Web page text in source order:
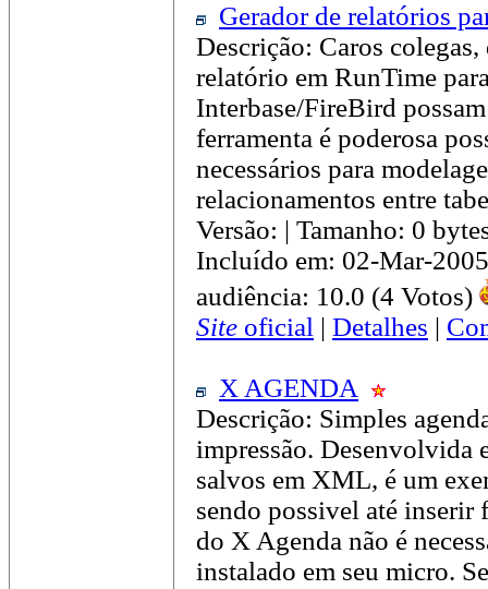
Gerador de relatórios
Descrição: Caros
relatório em RunTime
Interbase/FireBird
ferramenta é poderosa
necessários para
relacionamentos entre
Versão: | Tamanho: 0
Incluído em: 02-Mar-
audiência: 10.0 (4 Votos)
Site oficial | Detalhes |
X AGENDA
Descrição: Simples
impressão. Desenvolvida
salvos em XML, é um
sendo possivel até inserir
do X Agenda não é
instalado em seu micro.